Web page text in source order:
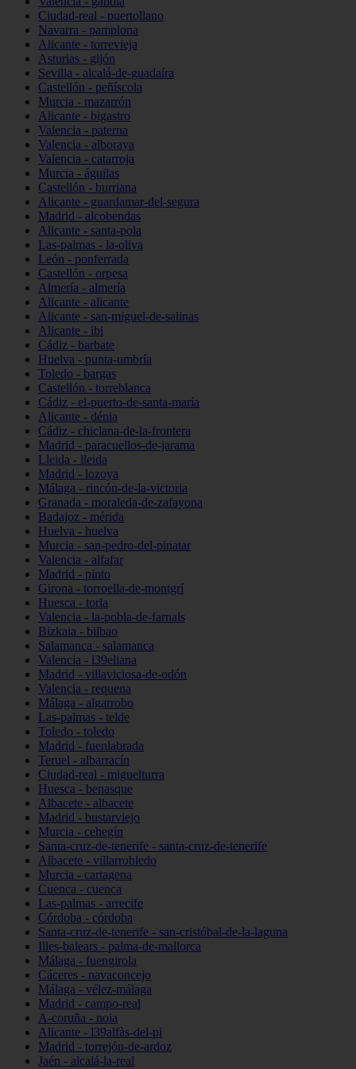
Ciudad-real - puertollano
Navarra - pamplona
Alicante - torrevieja
Asturias - gijón
Sevilla - alcalá-de-guadaíra
Castellón - peñíscola
Murcia - mazarrón
Alicante - bigastro
Valencia - paterna
Valencia - alboraya
Valencia - catarroja
Murcia - águilas
Castellón - burriana
Alicante - guardamar-del-segura
Madrid - alcobendas
Alicante - santa-pola
Las-palmas - la-oliva
León - ponferrada
Castellón - orpesa
Almería - almería
Alicante - alicante
Alicante - san-miguel-de-salinas
Alicante - ibi
Cádiz - barbate
Huelva - punta-umbría
Toledo - bargas
Castellón - torreblanca
Cádiz - el-puerto-de-santa-maría
Alicante - dénia
Cádiz - chiclana-de-la-frontera
Madrid - paracuellos-de-jarama
Lleida - lleida
Madrid - lozoya
Málaga - rincón-de-la-victoria
Granada - moraleda-de-zafayona
Badajoz - mérida
Huelva - huelva
Murcia - san-pedro-del-pinatar
Valencia - alfafar
Madrid - pinto
Girona - torroella-de-montgrí
Huesca - torla
Valencia - la-pobla-de-farnals
Bizkaia - bilbao
Salamanca - salamanca
Valencia - l39eliana
Madrid - villaviciosa-de-odón
Valencia - requena
Málaga - algarrobo
Las-palmas - telde
Toledo - toledo
Madrid - fuenlabrada
Teruel - albarracín
Ciudad-real - miguelturra
Huesca - benasque
Albacete - albacete
Madrid - bustarviejo
Murcia - cehegín
Santa-cruz-de-tenerife - santa-cruz-de-tenerife
Albacete - villarrobledo
Murcia - cartagena
Cuenca - cuenca
Las-palmas - arrecife
Córdoba - córdoba
Santa-cruz-de-tenerife - san-cristóbal-de-la-laguna
Illes-balears - palma-de-mallorca
Málaga - fuengirola
Cáceres - navaconcejo
Málaga - vélez-málaga
Madrid - campo-real
A-coruña - noia
Alicante - l39alfàs-del-pi
Madrid - torrejón-de-ardoz
Jaén - alcalá-la-real